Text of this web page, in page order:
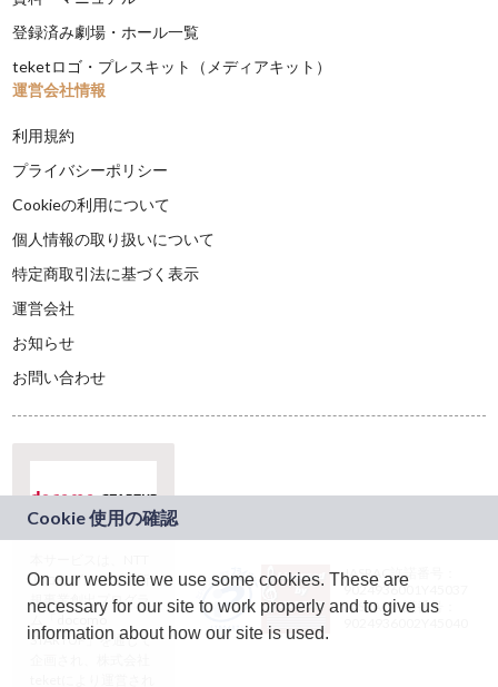
登録済み劇場・ホール一覧
teketロゴ・プレスキット（メディアキット）
運営会社情報
利用規約
プライバシーポリシー
Cookieの利用について
個人情報の取り扱いについて
特定商取引法に基づく表示
運営会社
お知らせ
お問い合わせ
ドコモグループの新
規事業創出プログラ
ム「docomo
STARTUP」を通じて
JASRAC許諾番号：
9024936001Y45037
JASRAC許諾番号：
On our website we use some cookies. These are
necessary for our site to work properly and to give us
information about how our site is used.